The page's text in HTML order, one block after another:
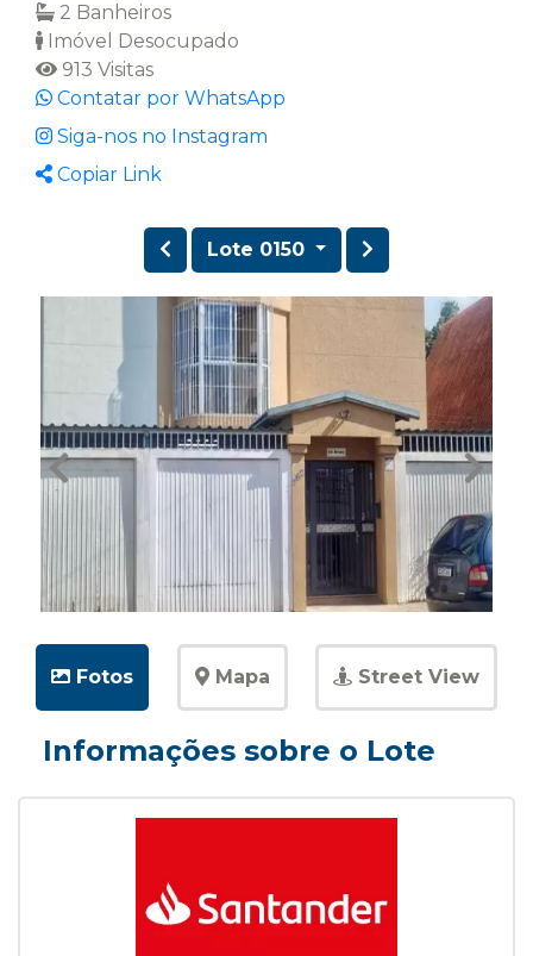
2 Banheiros
Imóvel Desocupado
913 Visitas
Contatar por WhatsApp
Siga-nos no Instagram
Copiar Link
Lote 0150
Fotos Mapa Street View
Informações sobre o Lote